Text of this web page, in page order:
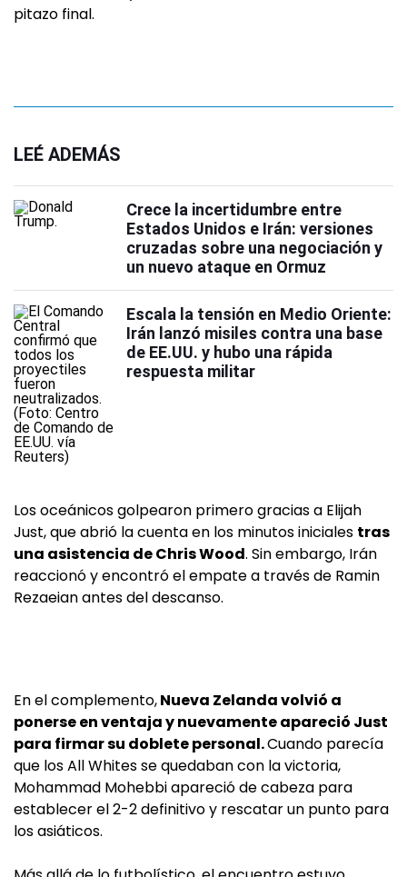
pitazo final.
LEÉ ADEMÁS
Crece la incertidumbre entre
Estados Unidos e Irán: versiones
cruzadas sobre una negociación y
un nuevo ataque en Ormuz
Escala la tensión en Medio Oriente:
Irán lanzó misiles contra una base
de EE.UU. y hubo una rápida
respuesta militar
Los oceánicos golpearon primero gracias a Elijah
Just, que abrió la cuenta en los minutos iniciales tras
una asistencia de Chris Wood. Sin embargo, Irán
reaccionó y encontró el empate a través de Ramin
Rezaeian antes del descanso.
En el complemento,Nueva Zelanda volvió a
ponerse en ventaja y nuevamente apareció Just
para firmar su doblete personal.Cuando parecía
que los All Whites se quedaban con la victoria,
Mohammad Mohebbi apareció de cabeza para
establecer el 2-2 definitivo y rescatar un punto para
los asiáticos.